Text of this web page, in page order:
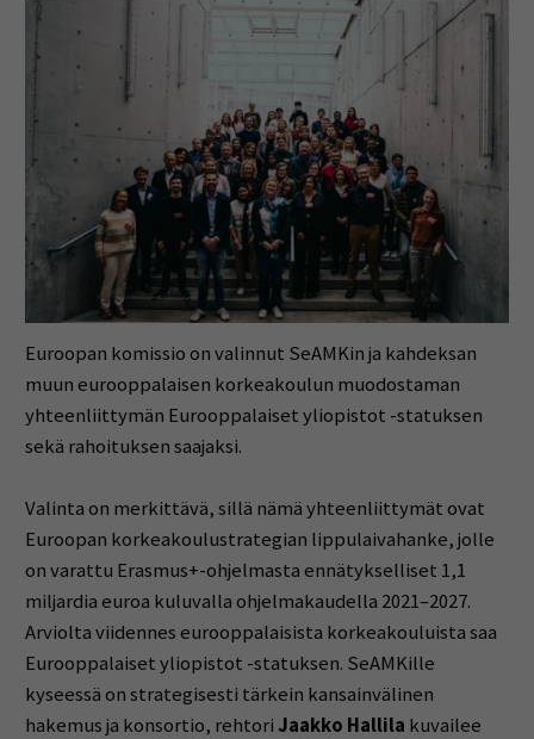
Euroopan komissio on valinnut SeAMKin ja kahdeksan
muun eurooppalaisen korkeakoulun muodostaman
yhteenliittymän Eurooppalaiset yliopistot -statuksen
sekä rahoituksen saajaksi.
Valinta on merkittävä, sillä nämä yhteenliittymät ovat
Euroopan korkeakoulustrategian lippulaivahanke, jolle
on varattu Erasmus+-ohjelmasta ennätykselliset 1,1
miljardia euroa kuluvalla ohjelmakaudella 2021–2027.
Arviolta viidennes eurooppalaisista korkeakouluista saa
Eurooppalaiset yliopistot -statuksen. SeAMKille
kyseessä on strategisesti tärkein kansainvälinen
hakemus ja konsortio, rehtori Jaakko Hallila kuvailee